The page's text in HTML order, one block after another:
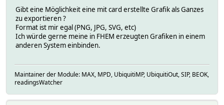
Gibt eine Möglichkeit eine mit card erstellte Grafik als Ganzes
zu exportieren ?
Format ist mir egal (PNG, JPG, SVG, etc)
Ich würde gerne meine in FHEM erzeugten Grafiken in einem
anderen System einbinden.
Maintainer der Module: MAX, MPD, UbiquitiMP, UbiquitiOut, SIP, BEOK,
readingsWatcher